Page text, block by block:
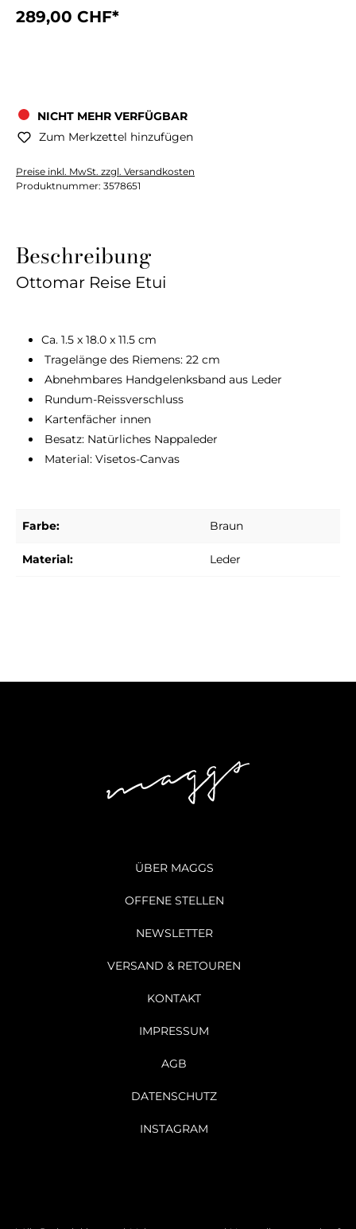
289,00 CHF*
NICHT MEHR VERFÜGBAR
Zum Merkzettel hinzufügen
Preise inkl. MwSt. zzgl. Versandkosten
Produktnummer: 3578651
Beschreibung
Ottomar Reise Etui
Ca. 1.5 x 18.0 x 11.5 cm
Tragelänge des Riemens: 22 cm
Abnehmbares Handgelenksband aus Leder
Rundum-Reissverschluss
Kartenfächer innen
Besatz: Natürliches Nappaleder
Material: Visetos-Canvas
Farbe: Braun
Material: Leder
ÜBER MAGGS
OFFENE STELLEN
NEWSLETTER
VERSAND & RETOUREN
KONTAKT
IMPRESSUM
AGB
DATENSCHUTZ
INSTAGRAM